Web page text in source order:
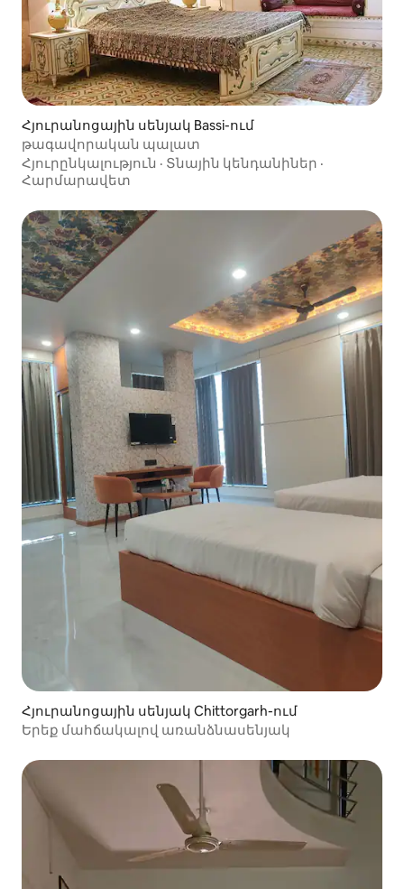
Հյուրանոցային սենյակ Bassi-ում
թագավորական պալատ
Հյուրընկալություն · Տնային կենդանիներ ·
Հարմարավետ
Հյուրանոցային սենյակ Chittorgarh-ում
Երեք մահճակալով առանձնասենյակ